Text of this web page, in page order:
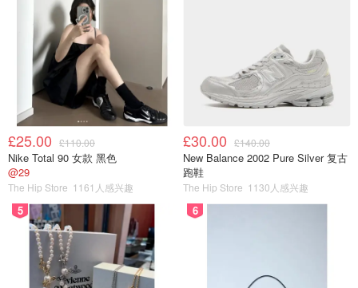
网友争议：同居就能分走一半财产？究竟是保
障还是掠夺？
专家建议一经报道，迅速在社交媒体上引发激烈讨论。
不少网友对提议表示担忧，认为这可能为“洗房”开辟新途
£25.00 £110.00
Nike Total 90 女款 黑色
@29
The Hip Store 1161人感兴趣
£30.00 £140.00
New Balance 2002 Pure Silver 复古
跑鞋
The Hip Store 1130人感兴趣
5 6